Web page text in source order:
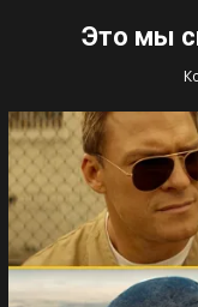
Это мы